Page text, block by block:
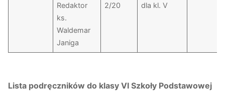
Redaktor
ks.
Waldemar
Janiga
2/20
dla kl. V
Lista podręczników do klasy VI Szkoły Podstawowej